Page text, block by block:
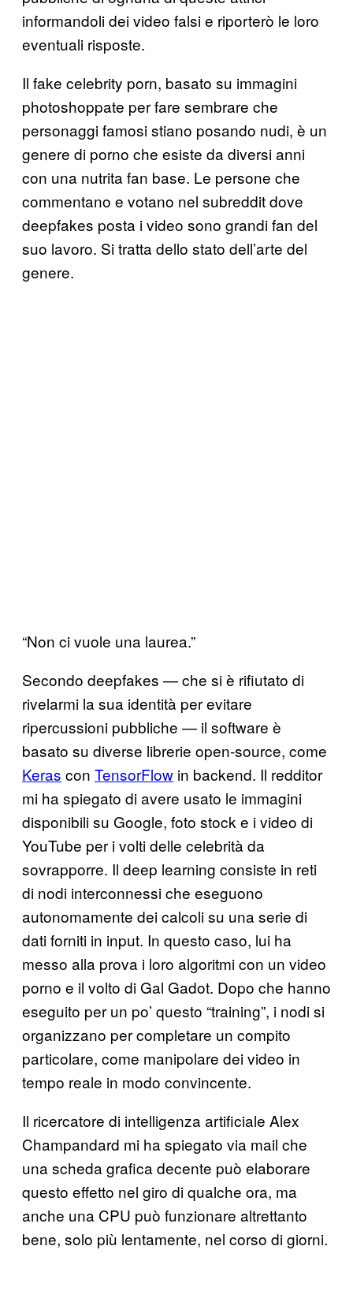
informandoli dei video falsi e riporterò le loro
eventuali risposte.
Il fake celebrity porn, basato su immagini
photoshoppate per fare sembrare che
personaggi famosi stiano posando nudi, è un
genere di porno che esiste da diversi anni
con una nutrita fan base. Le persone che
commentano e votano nel subreddit dove
deepfakes posta i video sono grandi fan del
suo lavoro. Si tratta dello stato dell’arte del
genere.
“Non ci vuole una laurea.”
Secondo deepfakes — che si è rifiutato di
rivelarmi la sua identità per evitare
ripercussioni pubbliche — il software è
basato su diverse librerie open-source, come
Keras con TensorFlow in backend. Il redditor
mi ha spiegato di avere usato le immagini
disponibili su Google, foto stock e i video di
YouTube per i volti delle celebrità da
sovrapporre. Il deep learning consiste in reti
di nodi interconnessi che eseguono
autonomamente dei calcoli su una serie di
dati forniti in input. In questo caso, lui ha
messo alla prova i loro algoritmi con un video
porno e il volto di Gal Gadot. Dopo che hanno
eseguito per un po’ questo “training”, i nodi si
organizzano per completare un compito
particolare, come manipolare dei video in
tempo reale in modo convincente.
Il ricercatore di intelligenza artificiale Alex
Champandard mi ha spiegato via mail che
una scheda grafica decente può elaborare
questo effetto nel giro di qualche ora, ma
anche una CPU può funzionare altrettanto
bene, solo più lentamente, nel corso di giorni.